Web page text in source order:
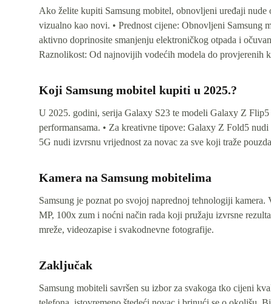
Ako želite kupiti Samsung mobitel, obnovljeni uređaji
vizualno kao novi. • Prednost cijene: Obnovljeni
aktivno doprinosite smanjenju elektroničkog otpada i
Raznolikost: Od najnovijih vodećih modela do provjerenih
Koji Samsung mobitel kupiti u 2025.?
U 2025. godini, serija Galaxy S23 te modeli Galaxy Z
performansama. • Za kreativne tipove: Galaxy Z Fold5
5G nudi izvrsnu vrijednost za novac za sve koji traže
Kamera na Samsung mobitelima
Samsung je poznat po svojoj naprednoj tehnologiji
MP, 100x zum i noćni način rada koji pružaju izvrsne
mreže, videozapise i svakodnevne fotografije.
Zaključak
Samsung mobiteli savršen su izbor za svakoga tko cijeni